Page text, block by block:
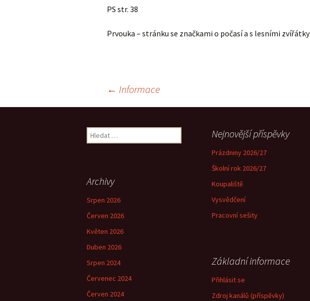
PS str. 38
Prvouka – stránku se značkami o počasí a s lesními zvířátky
← Informace
Vyhledávání Nejnovější příspěvky
Prázdniny 2026/27
Školní rok 2026/27
Koupaliště
Vysvědčení
Pracovní sešity
Archivy
Srpen 2026
Červen 2026
Květen 2026
Duben 2026
Srpen 2024
Červenec 2024
Červen 2024
Základní informace
Přihlásit se
Zdroj kanálů (příspěvky)